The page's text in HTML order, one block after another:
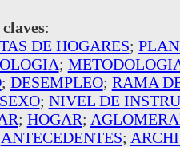
:
DE HOGARES;
;
; DESEMPLEO; RAMA
; NIVEL DE
; HOGAR;
ANTECEDENTES;